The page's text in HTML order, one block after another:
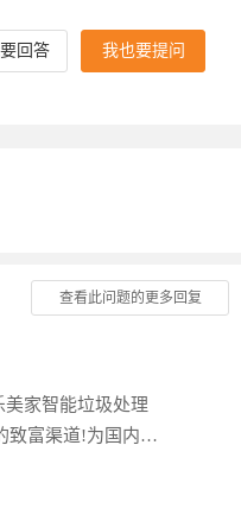
回答 我也要提问
查看此问题的更多回复
家智能垃圾处理
致富渠道!为国内家
家电这个包罗万象
的品位、时尚、环